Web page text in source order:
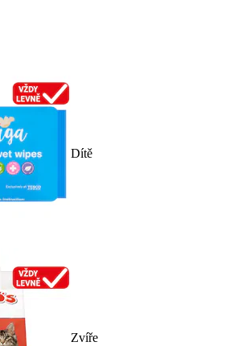
Dítě
Zvíře